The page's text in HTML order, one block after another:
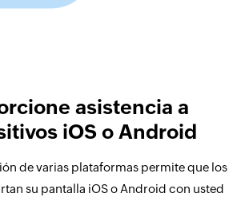
asistencia a
iOS o Android
de varias plataformas permite que los
su pantalla iOS o Android con usted